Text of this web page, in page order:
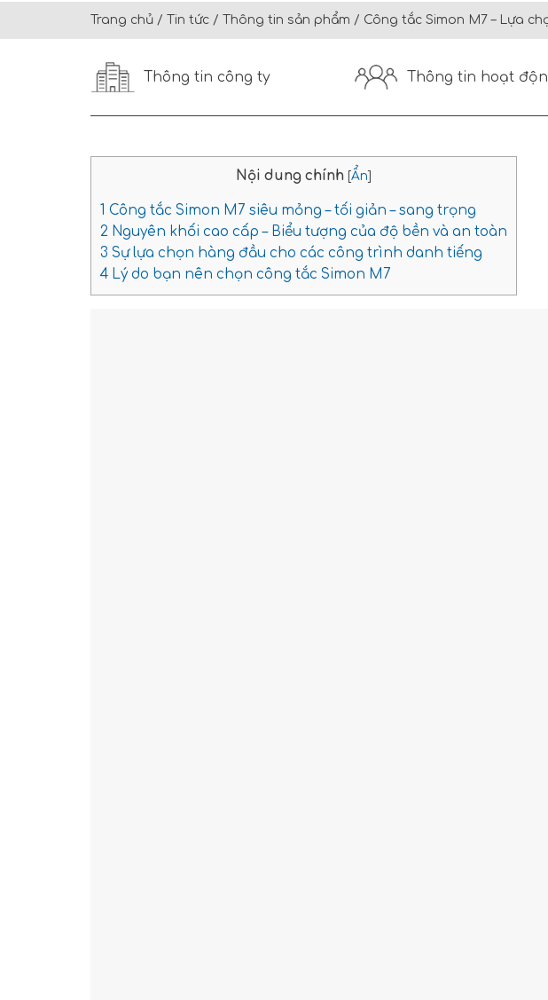
Trang chủ / Tin tức / Thông tin sản phẩm / Công tắc Simon M7 – Lựa
Thông tin công ty Thông tin hoạt
Nội dung chính Ẩn
1 Công tắc Simon M7 siêu mỏng – tối giản – sang trọng
2 Nguyên khối cao cấp – Biểu tượng của độ bền và an toàn
3 Sự lựa chọn hàng đầu cho các công trình danh tiếng
4 Lý do bạn nên chọn công tắc Simon M7